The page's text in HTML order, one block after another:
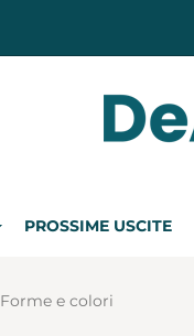
PROSSIME USCITE
Forme e colori